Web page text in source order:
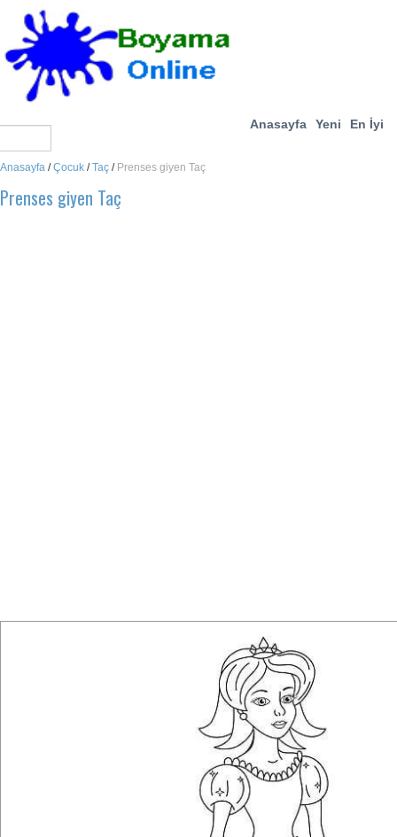
Anasayfa Yeni En İyi
Anasayfa /Çocuk /Taç / Prenses giyen Taç
Prenses giyen Taç